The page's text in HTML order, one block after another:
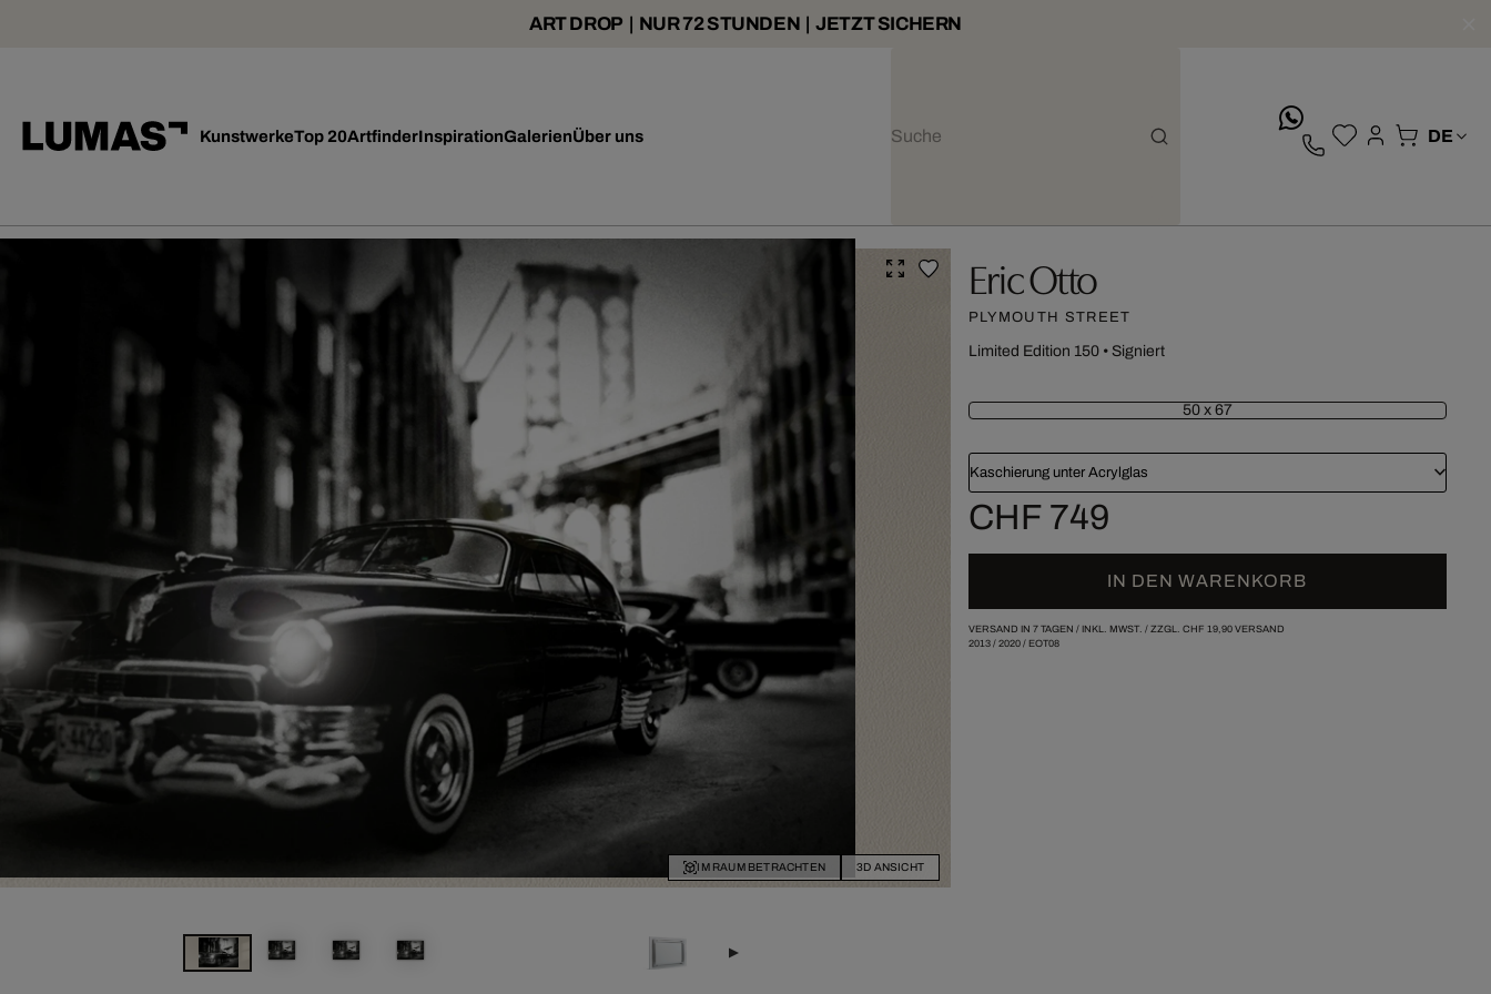
ART DROP | NUR 72 STUNDEN | JETZT SICHERN
KunstwerkeTop 20ArtfinderInspirationGalerienÜber uns
IM RAUM BETRACHTEN 3D ANSICHT
Eric Otto
PLYMOUTH STREET
Limited Edition 150• Signiert
50 x 67
Kaschierung unter Acrylglas
CHF 749
IN DEN WARENKORB
VERSAND IN 7 TAGEN / INKL. MWST. / ZZGL. CHF 19,90VERSAND
2013/ 2020/ EOT08